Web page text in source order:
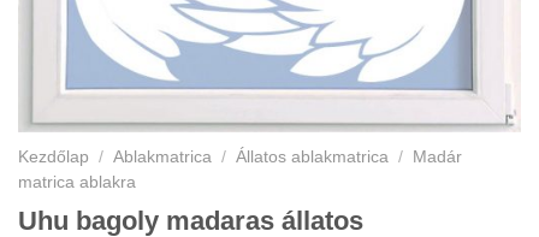
Kezdőlap / Ablakmatrica / Állatos ablakmatrica /
Madár
matrica ablakra
Uhu bagoly madaras állatos